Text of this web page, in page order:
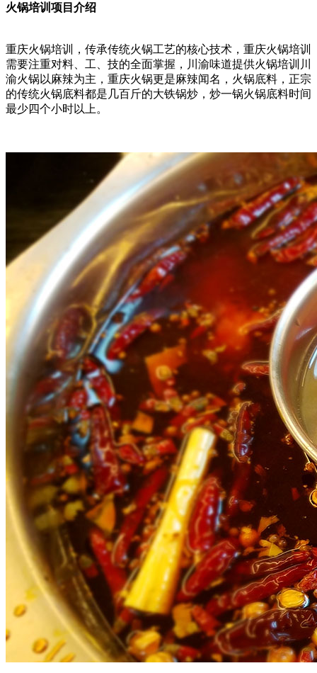
火锅培训项目介绍
重庆火锅培训，传承传统火锅工艺的核心技术，重庆火锅培训
需要注重对料、工、技的全面掌握，川渝味道提供火锅培训川
渝火锅以麻辣为主，重庆火锅更是麻辣闻名，火锅底料，正宗
的传统火锅底料都是几百斤的大铁锅炒，炒一锅火锅底料时间
最少四个小时以上。